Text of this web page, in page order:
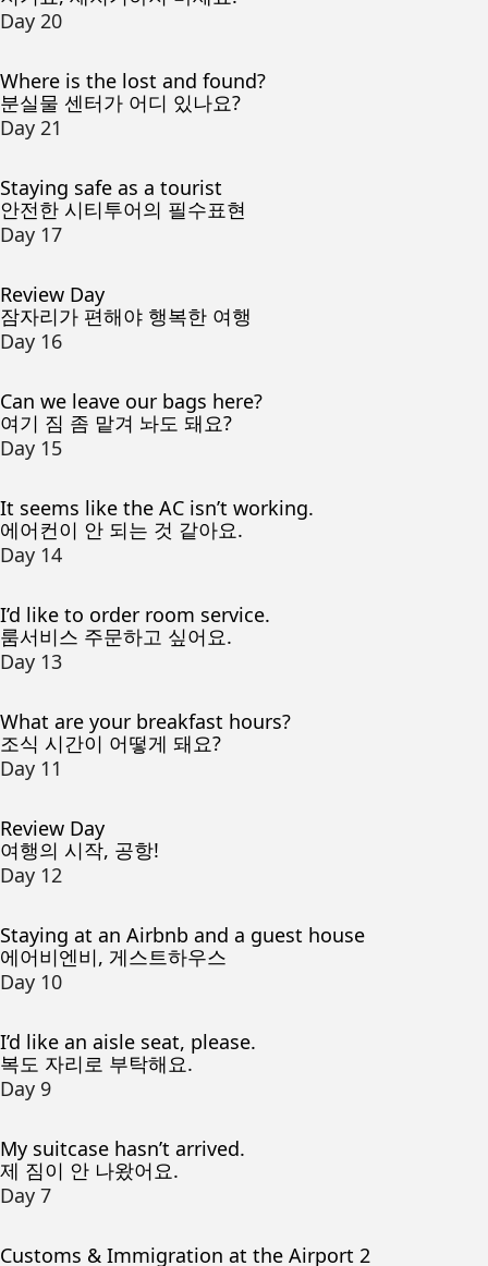
Day 20
Where is the lost and found?
분실물 센터가 어디 있나요?
Day 21
Staying safe as a tourist
안전한 시티투어의 필수표현
Day 17
Review Day
잠자리가 편해야 행복한 여행
Day 16
Can we leave our bags here?
여기 짐 좀 맡겨 놔도 돼요?
Day 15
It seems like the AC isn’t working.
에어컨이 안 되는 것 같아요.
Day 14
I’d like to order room service.
룸서비스 주문하고 싶어요.
Day 13
What are your breakfast hours?
조식 시간이 어떻게 돼요?
Day 11
Review Day
여행의 시작, 공항!
Day 12
Staying at an Airbnb and a guest house
에어비엔비, 게스트하우스
Day 10
I’d like an aisle seat, please.
복도 자리로 부탁해요.
Day 9
My suitcase hasn’t arrived.
제 짐이 안 나왔어요.
Day 7
Customs & Immigration at the Airport 2